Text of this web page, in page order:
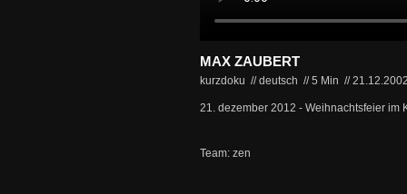
MAX ZAUBERT
kurzdoku // deutsch //5 Min //
21. dezember 2012 - Weihnachtsfeier im
Team: zen